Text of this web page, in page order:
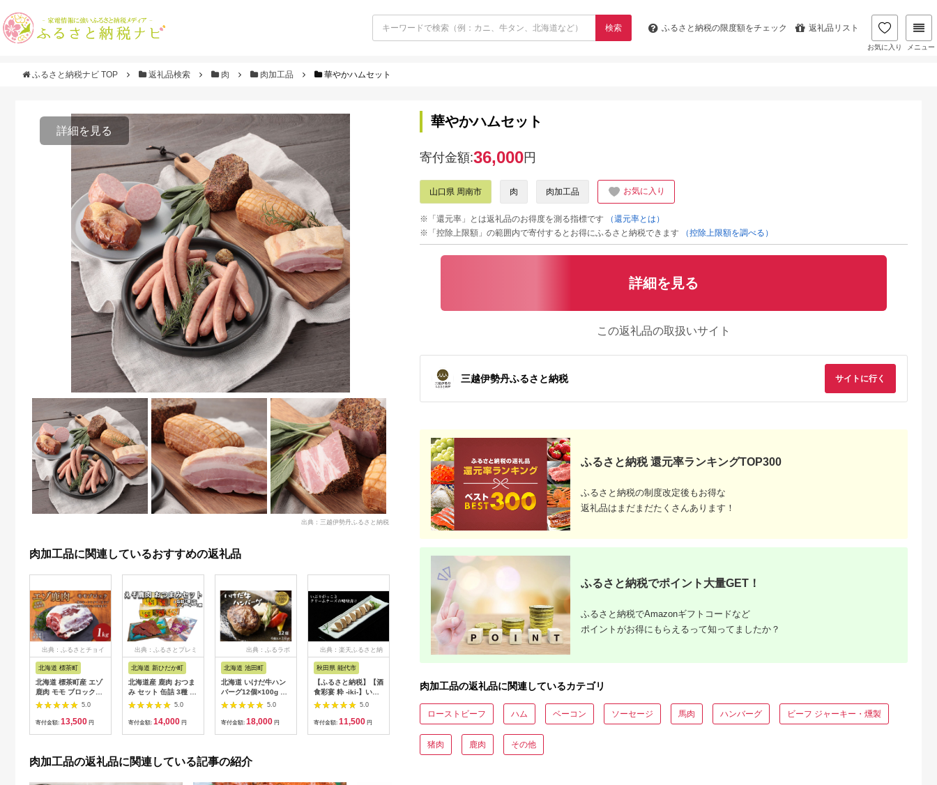
検索 ふるさと納税の限度額をチェック 返礼品リスト
お気に入り メニュー
ふるさと納税ナビ TOP 返礼品検索 肉 肉加工品 華やかハムセット
詳細を見る
出典：三越伊勢丹ふるさと納税
肉加工品に関連しているおすすめの返礼品
出典：ふるさとチョイ
北海道 標茶町
北海道 標茶町産 エゾ
鹿肉 モモ ブロック
1kg【 肉 にく 鹿肉 ジ
ビエ BBQ バーベキュ
ー グルメ ヘルシー 高
5.0
寄付金額: 13,500 円
出典：ふるさとプレミ
北海道 新ひだか町
北海道産 鹿肉 おつま
み セット 缶詰 3種 計
6缶 ＆ ジャーキー 1
5.0
寄付金額: 14,000 円
出典：ふるラボ
北海道 池田町
北海道 いけだ牛ハン
バーグ12個×100g 計
1200g 冷凍 小分け 池
田牛 テレビで紹介 ブ
ランド牛 牛肉 お肉 北
5.0
寄付金額: 18,000 円
出典：楽天ふるさと納
秋田県 能代市
【ふるさと納税】【酒
食彩宴 粋 -iki-】いぶ
りがっことクリームチ
ーズの味噌漬け 8枚入
り×3パック 惣菜 漬物
5.0
寄付金額: 11,500 円
贈答用 ハム・ソーセ
ージギフトセット「北
【KDS-300】ギフト
プレゼント お中元 お
丸大食品
5.0
寄付金額:10,000円
たきもとのしゃぶしゃ
ぶ用ラム肉500g×2パ
ラム肉
5.0
寄付金額:19,000円
阿波尾鶏 ソーセージ
20本 ウインナー 地鶏
5.0
寄付金額:10,000円
[842]
5.0
寄付金額: 17,000円
ト ぎょうざ ギョーザ
5.0
寄付金額:10,000円 寄付金額:
肉加工品の返礼品に関連している記事の紹介
華やかハムセット
寄付金額:36,000円
山口県 周南市 肉 肉加工品 お気に入り
※「還元率」とは返礼品のお得度を測る指標です
（還元率とは）
※「控除上限額」の範囲内で寄付するとお得にふるさと納税できます
（控除上限額を調べる）
詳細を見る
この返礼品の取扱いサイト
三越伊勢丹ふるさと納税 サイトに行く
ふるさと納税 還元率ランキングTOP300
ふるさと納税の制度改定後もお得な
返礼品はまだまだたくさんあります！
ふるさと納税でポイント大量GET！
ふるさと納税でAmazonギフトコードなど
ポイントがお得にもらえるって知ってましたか？
肉加工品の返礼品に関連しているカテゴリ
ローストビーフ ハム ベーコン ソーセージ 馬肉 ハンバーグ ビーフ ジャーキー・燻製
猪肉 鹿肉 その他